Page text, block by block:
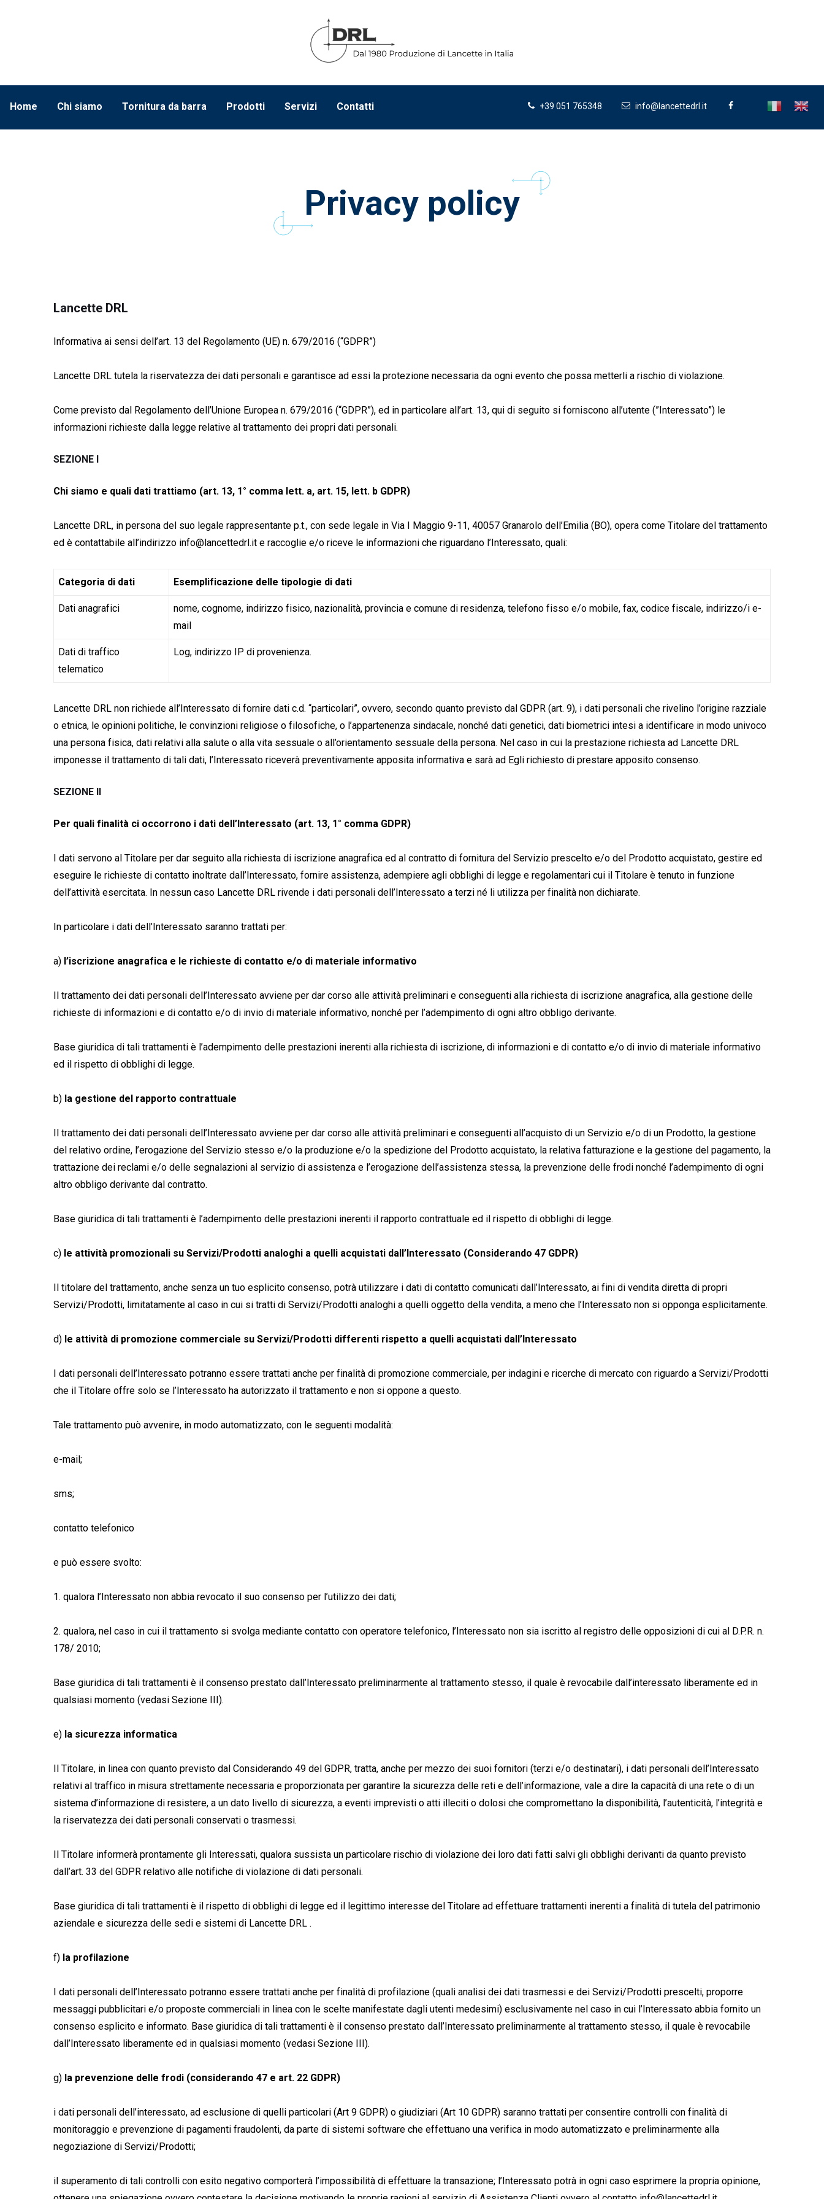
+39 051 765348 info@lancettedrl.it
Principale
Home Chi siamo Tornitura da barra Prodotti Servizi Contatti
Privacy policy
Lancette DRL
Informativa ai sensi dell’art. 13 del Regolamento (UE) n. 679/2016 (“GDPR”)
Lancette DRL tutela la riservatezza dei dati personali e garantisce ad essi la protezione necessaria da ogni evento che possa metterli a rischio di violazione.
Come previsto dal Regolamento dell’Unione Europea n. 679/2016 (“GDPR”), ed in particolare all’art. 13, qui di seguito si forniscono all’utente (”Interessato”) le
informazioni richieste dalla legge relative al trattamento dei propri dati personali.
SEZIONE I
Chi siamo e quali dati trattiamo (art. 13, 1° comma lett. a, art. 15, lett. b GDPR)
Lancette DRL, in persona del suo legale rappresentante p.t., con sede legale in Via I Maggio 9-11, 40057 Granarolo dell’Emilia (BO), opera come Titolare del trattamento
ed è contattabile all’indirizzo info@lancettedrl.it e raccoglie e/o riceve le informazioni che riguardano l’Interessato, quali:
Categoria di dati Esemplificazione delle tipologie di dati
Dati anagrafici
nome, cognome, indirizzo fisico, nazionalità, provincia e comune di residenza, telefono fisso e/o mobile, fax, codice fiscale, indirizzo/i e-
mail
Dati di traffico
telematico
Log, indirizzo IP di provenienza.
Lancette DRL non richiede all’Interessato di fornire dati c.d. “particolari”, ovvero, secondo quanto previsto dal GDPR (art. 9), i dati personali che rivelino l’origine razziale
o etnica, le opinioni politiche, le convinzioni religiose o filosofiche, o l’appartenenza sindacale, nonché dati genetici, dati biometrici intesi a identificare in modo univoco
una persona fisica, dati relativi alla salute o alla vita sessuale o all’orientamento sessuale della persona. Nel caso in cui la prestazione richiesta ad Lancette DRL
imponesse il trattamento di tali dati, l’Interessato riceverà preventivamente apposita informativa e sarà ad Egli richiesto di prestare apposito consenso.
SEZIONE II
Per quali finalità ci occorrono i dati dell’Interessato (art. 13, 1° comma GDPR)
I dati servono al Titolare per dar seguito alla richiesta di iscrizione anagrafica ed al contratto di fornitura del Servizio prescelto e/o del Prodotto acquistato, gestire ed
eseguire le richieste di contatto inoltrate dall’Interessato, fornire assistenza, adempiere agli obblighi di legge e regolamentari cui il Titolare è tenuto in funzione
dell’attività esercitata. In nessun caso Lancette DRL rivende i dati personali dell’Interessato a terzi né li utilizza per finalità non dichiarate.
In particolare i dati dell’Interessato saranno trattati per:
a) l’iscrizione anagrafica e le richieste di contatto e/o di materiale informativo
Il trattamento dei dati personali dell’Interessato avviene per dar corso alle attività preliminari e conseguenti alla richiesta di iscrizione anagrafica, alla gestione delle
richieste di informazioni e di contatto e/o di invio di materiale informativo, nonché per l’adempimento di ogni altro obbligo derivante.
Base giuridica di tali trattamenti è l’adempimento delle prestazioni inerenti alla richiesta di iscrizione, di informazioni e di contatto e/o di invio di materiale informativo
ed il rispetto di obblighi di legge.
b) la gestione del rapporto contrattuale
Il trattamento dei dati personali dell’Interessato avviene per dar corso alle attività preliminari e conseguenti all’acquisto di un Servizio e/o di un Prodotto, la gestione
del relativo ordine, l’erogazione del Servizio stesso e/o la produzione e/o la spedizione del Prodotto acquistato, la relativa fatturazione e la gestione del pagamento, la
trattazione dei reclami e/o delle segnalazioni al servizio di assistenza e l’erogazione dell’assistenza stessa, la prevenzione delle frodi nonché l’adempimento di ogni
altro obbligo derivante dal contratto.
Base giuridica di tali trattamenti è l’adempimento delle prestazioni inerenti il rapporto contrattuale ed il rispetto di obblighi di legge.
c) le attività promozionali su Servizi/Prodotti analoghi a quelli acquistati dall’Interessato (Considerando 47 GDPR)
Il titolare del trattamento, anche senza un tuo esplicito consenso, potrà utilizzare i dati di contatto comunicati dall’Interessato, ai fini di vendita diretta di propri
Servizi/Prodotti, limitatamente al caso in cui si tratti di Servizi/Prodotti analoghi a quelli oggetto della vendita, a meno che l’Interessato non si opponga esplicitamente.
d) le attività di promozione commerciale su Servizi/Prodotti differenti rispetto a quelli acquistati dall’Interessato
I dati personali dell’Interessato potranno essere trattati anche per finalità di promozione commerciale, per indagini e ricerche di mercato con riguardo a Servizi/Prodotti
che il Titolare offre solo se l’Interessato ha autorizzato il trattamento e non si oppone a questo.
Tale trattamento può avvenire, in modo automatizzato, con le seguenti modalità:
e-mail;
sms;
contatto telefonico
e può essere svolto:
1. qualora l’Interessato non abbia revocato il suo consenso per l’utilizzo dei dati;
2. qualora, nel caso in cui il trattamento si svolga mediante contatto con operatore telefonico, l’Interessato non sia iscritto al registro delle opposizioni di cui al D.P.R. n.
178/ 2010;
Base giuridica di tali trattamenti è il consenso prestato dall’Interessato preliminarmente al trattamento stesso, il quale è revocabile dall’interessato liberamente ed in
qualsiasi momento (vedasi Sezione III).
e) la sicurezza informatica
Il Titolare, in linea con quanto previsto dal Considerando 49 del GDPR, tratta, anche per mezzo dei suoi fornitori (terzi e/o destinatari), i dati personali dell’Interessato
relativi al traffico in misura strettamente necessaria e proporzionata per garantire la sicurezza delle reti e dell’informazione, vale a dire la capacità di una rete o di un
sistema d’informazione di resistere, a un dato livello di sicurezza, a eventi imprevisti o atti illeciti o dolosi che compromettano la disponibilità, l’autenticità, l’integrità e
la riservatezza dei dati personali conservati o trasmessi.
Il Titolare informerà prontamente gli Interessati, qualora sussista un particolare rischio di violazione dei loro dati fatti salvi gli obblighi derivanti da quanto previsto
dall’art. 33 del GDPR relativo alle notifiche di violazione di dati personali.
Base giuridica di tali trattamenti è il rispetto di obblighi di legge ed il legittimo interesse del Titolare ad effettuare trattamenti inerenti a finalità di tutela del patrimonio
aziendale e sicurezza delle sedi e sistemi di Lancette DRL .
f) la profilazione
I dati personali dell’Interessato potranno essere trattati anche per finalità di profilazione (quali analisi dei dati trasmessi e dei Servizi/Prodotti prescelti, proporre
messaggi pubblicitari e/o proposte commerciali in linea con le scelte manifestate dagli utenti medesimi) esclusivamente nel caso in cui l’Interessato abbia fornito un
consenso esplicito e informato. Base giuridica di tali trattamenti è il consenso prestato dall’Interessato preliminarmente al trattamento stesso, il quale è revocabile
dall’Interessato liberamente ed in qualsiasi momento (vedasi Sezione III).
g) la prevenzione delle frodi (considerando 47 e art. 22 GDPR)
i dati personali dell’interessato, ad esclusione di quelli particolari (Art 9 GDPR) o giudiziari (Art 10 GDPR) saranno trattati per consentire controlli con finalità di
monitoraggio e prevenzione di pagamenti fraudolenti, da parte di sistemi software che effettuano una verifica in modo automatizzato e preliminarmente alla
negoziazione di Servizi/Prodotti;
il superamento di tali controlli con esito negativo comporterà l’impossibilità di effettuare la transazione; l’Interessato potrà in ogni caso esprimere la propria opinione,